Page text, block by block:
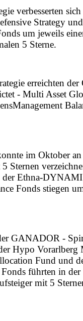
verbesserten
Strategy
um jeweils
5 Sterne.
erreichten der
- Multi Asset
im Oktober
Sternen
der Ethna-
Fonds stiegen
GANADOR -
Hypo Vorarlberg
Fund und
führten in
mit 5